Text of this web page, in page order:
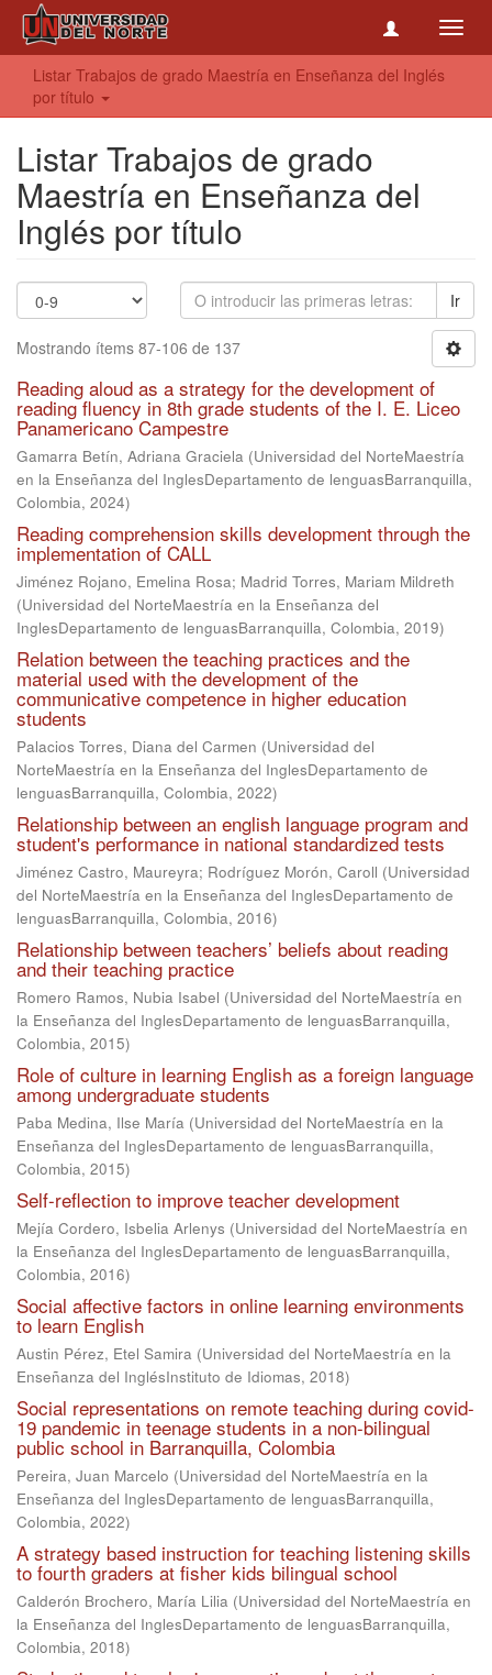
Listar Trabajos de grado Maestría en Enseñanza del Inglés
por título
Listar Trabajos de grado
Maestría en Enseñanza del
Inglés por título
Ir
Mostrando ítems 87-106 de 137
Reading aloud as a strategy for the development of
reading fluency in 8th grade students of the I. E. Liceo
Panamericano Campestre
Gamarra Betín, Adriana Graciela (Universidad del NorteMaestría
en la Enseñanza del InglesDepartamento de lenguasBarranquilla,
Colombia, 2024)
Reading comprehension skills development through the
implementation of CALL
Jiménez Rojano, Emelina Rosa; Madrid Torres, Mariam Mildreth
(Universidad del NorteMaestría en la Enseñanza del
InglesDepartamento de lenguasBarranquilla, Colombia, 2019)
Relation between the teaching practices and the
material used with the development of the
communicative competence in higher education
students
Palacios Torres, Diana del Carmen (Universidad del
NorteMaestría en la Enseñanza del InglesDepartamento de
lenguasBarranquilla, Colombia, 2022)
Relationship between an english language program and
student's performance in national standardized tests
Jiménez Castro, Maureyra; Rodríguez Morón, Caroll (Universidad
del NorteMaestría en la Enseñanza del InglesDepartamento de
lenguasBarranquilla, Colombia, 2016)
Relationship between teachers’ beliefs about reading
and their teaching practice
Romero Ramos, Nubia Isabel (Universidad del NorteMaestría en
la Enseñanza del InglesDepartamento de lenguasBarranquilla,
Colombia, 2015)
Role of culture in learning English as a foreign language
among undergraduate students
Paba Medina, Ilse María (Universidad del NorteMaestría en la
Enseñanza del InglesDepartamento de lenguasBarranquilla,
Colombia, 2015)
Self-reflection to improve teacher development
Mejía Cordero, Isbelia Arlenys (Universidad del NorteMaestría en
la Enseñanza del InglesDepartamento de lenguasBarranquilla,
Colombia, 2016)
Social affective factors in online learning environments
to learn English
Austin Pérez, Etel Samira (Universidad del NorteMaestría en la
Enseñanza del InglésInstituto de Idiomas, 2018)
Social representations on remote teaching during covid-
19 pandemic in teenage students in a non-bilingual
public school in Barranquilla, Colombia
Pereira, Juan Marcelo (Universidad del NorteMaestría en la
Enseñanza del InglesDepartamento de lenguasBarranquilla,
Colombia, 2022)
A strategy based instruction for teaching listening skills
to fourth graders at fisher kids bilingual school
Calderón Brochero, María Lilia (Universidad del NorteMaestría en
la Enseñanza del InglesDepartamento de lenguasBarranquilla,
Colombia, 2018)